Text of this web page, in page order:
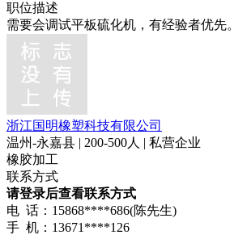
职位描述
需要会调试平板硫化机，有经验者优先。
浙江国明橡塑科技有限公司
温州-永嘉县 | 200-500人 | 私营企业
橡胶加工
联系方式
请登录后查看联系方式
电 话：15868****686(陈先生)
手 机：13671****126